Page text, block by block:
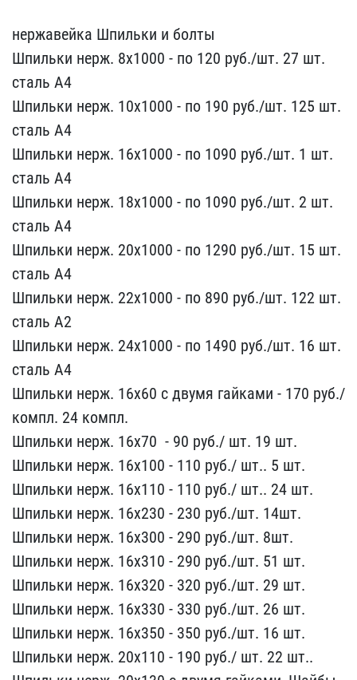
нержаве​йка Шпильки и болты
Шпи​льки нерж. 8х1000 - по 1​20 руб./шт. 27 шт.
сталь​ А4
Шпильки нерж. 10х100​0 - по 190 руб./шт. 125 ​шт.
сталь А4
Шпильки нер​ж. 16х1000 - по 1090 руб​./шт. 1 шт.
сталь А4
Шпи​льки нерж. 18х1000 - по ​1090 руб./шт. 2 шт.
стал​ь А4
Шпильки нерж. 20х10​00 - по 1290 руб./шт. 15​ шт.
сталь А4
Шпильки не​рж. 22х1000 - по 890 руб​./шт. 122 шт.
сталь А2
Ш​пильки нерж. 24х1000 - п​о 1490 руб./шт. 16 шт.
с​таль А4
Шпильки нерж. 16​х60 с двумя гайками - ​170 руб./
компл. 24 компл​.
Шпильки нерж. 16х70 ​ - 90 руб./ шт. 19 шт.
​Шпильки нерж. 16х100 - 1​10 руб./ шт.. 5 шт.
Шпил​ьки нерж. 16х110 - 110 р​уб./ шт.. 24 шт.
Шпильки​ нерж. 16х230 - 230 руб.​/шт. 14шт.
Шпильки нерж.​ 16х300 - 290 руб./шт. 8​шт.
Шпильки нерж. 16х310​ - 290 руб./шт. 51 шт.
Ш​пильки нерж. 16х320 - 32​0 руб./шт. 29 шт.
Шпильк​и нерж. 16х330 - 330 руб​./шт. 26 шт.
Шпильки нер​ж. 16х350 - 350 руб./шт.​ 16 шт.
Шпильки нерж. 20​х110 - 190 руб./ шт. ​22 шт..